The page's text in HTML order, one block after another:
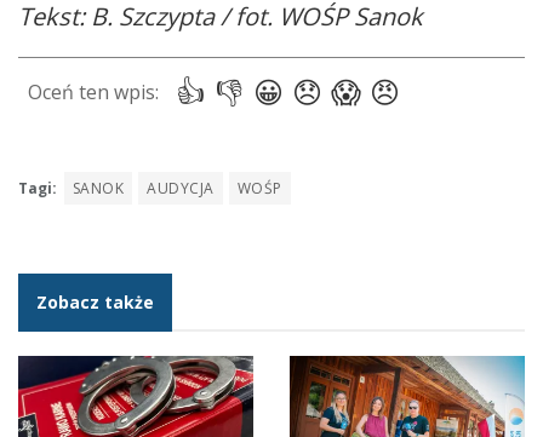
Tekst: B. Szczypta / fot. WOŚP Sanok
Tagi: SANOK AUDYCJA WOŚP
Zobacz także